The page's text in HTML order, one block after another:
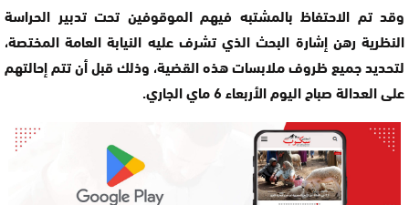
وقد تم الاحتفاظ بالمشتبه فيهم الموقوفين تحت تدبير الحراسة
النظرية رهن إشارة البحث الذي تشرف عليه النيابة العامة المختصة،
لتحديد جميع ظروف ملابسات هذه القضية، وذلك قبل أن تتم إحالتهم
على العدالة صباح اليوم الأربعاء 6 ماي الجاري.